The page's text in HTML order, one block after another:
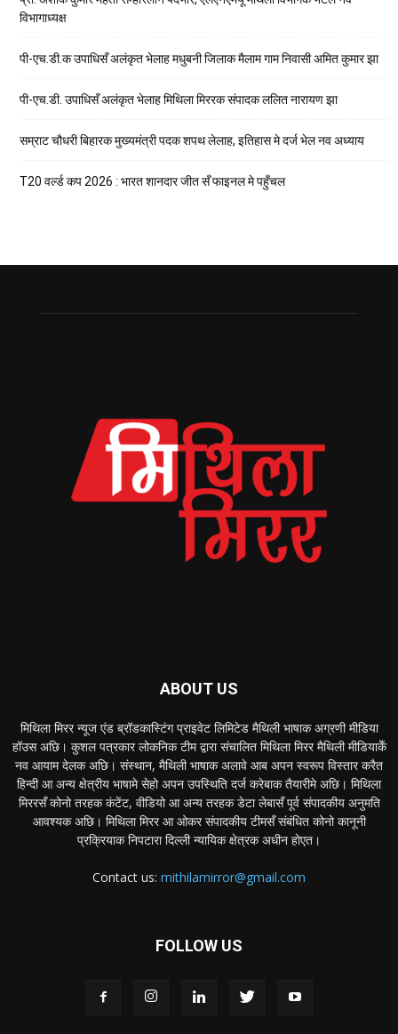
विभागाध्यक्ष
पी-एच.डी.क उपाधिसँ अलंकृत भेलाह मधुबनी जिलाक मैलाम गाम निवासी अमित कुमार झा
पी-एच.डी. उपाधिसँ अलंकृत भेलाह मिथिला मिररक संपादक ललित नारायण झा
सम्राट चौधरी बिहारक मुख्यमंत्री पदक शपथ लेलाह, इतिहास मे दर्ज भेल नव अध्याय
T20 वर्ल्ड कप 2026 : भारत शानदार जीत सँ फाइनल मे पहुँचल
ABOUT US
मिथिला मिरर न्यूज एंड ब्रॉडकास्टिंग प्राइवेट लिमिटेड मैथिली भाषाक अग्रणी मीडिया
हॉउस अछि। कुशल पत्रकार लोकनिक टीम द्वारा संचालित मिथिला मिरर मैथिली मीडियाकेँ
नव आयाम देलक अछि। संस्थान, मैथिली भाषाक अलावे आब अपन स्वरूप विस्तार करैत
हिन्दी आ अन्य क्षेत्रीय भाषामे सेहो अपन उपस्थिति दर्ज करेबाक तैयारीमे अछि। मिथिला
मिररसँ कोनो तरहक कंटेंट, वीडियो आ अन्य तरहक डेटा लेबासँ पूर्व संपादकीय अनुमति
आवश्यक अछि। मिथिला मिरर आ ओकर संपादकीय टीमसँ संबंधित कोनो कानूनी
प्रक्रियाक निपटारा दिल्ली न्यायिक क्षेत्रक अधीन होएत।
Contact us: mithilamirror@gmail.com
FOLLOW US